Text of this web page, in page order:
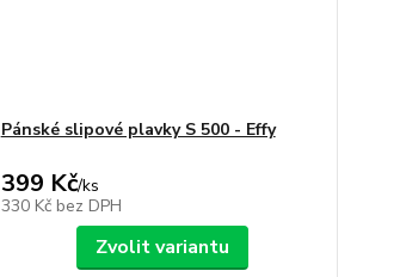
Pánské slipové plavky S 500 - Effy
399 Kč/ks
330 Kč bez DPH
Zvolit variantu